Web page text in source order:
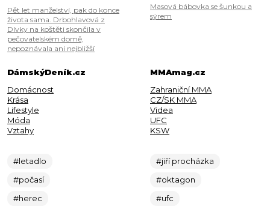
Pět let manželství, pak do konce
života sama. Drbohlavová z
Dívky na koštěti skončila v
pečovatelském domě,
nepoznávala ani nejbližší
Masová bábovka se šunkou a
sýrem
DámskýDeník.cz
Domácnost
Krása
Lifestyle
Móda
Vztahy
#letadlo
#počasí
#herec
MMAmag.cz
Zahraniční MMA
CZ/SK MMA
Videa
UFC
KSW
#jiří procházka
#oktagon
#ufc